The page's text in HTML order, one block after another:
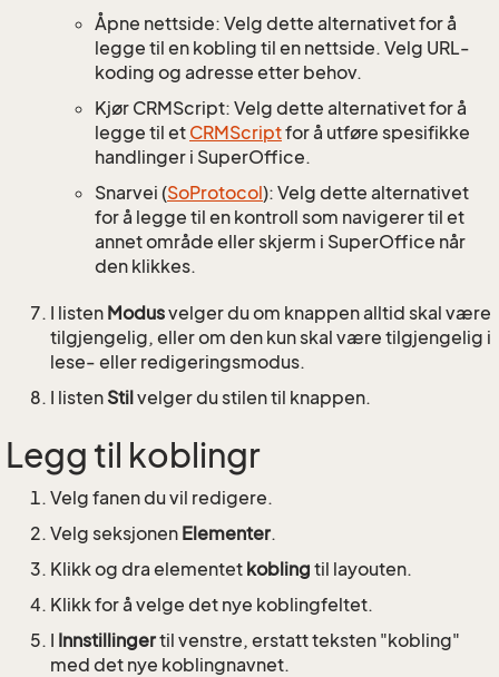
Åpne nettside: Velg dette alternativet for å
legge til en kobling til en nettside. Velg URL-
koding og adresse etter behov.
Kjør CRMScript: Velg dette alternativet for å
legge til et CRMScriptfor å utføre spesifikke
handlinger i SuperOffice.
Snarvei (SoProtocol): Velg dette alternativet
for å legge til en kontroll som navigerer til et
annet område eller skjerm i SuperOffice når
den klikkes.
I listen Modusvelger du om knappen alltid skal være
tilgjengelig, eller om den kun skal være tilgjengelig i
lese- eller redigeringsmodus.
I listen Stilvelger du stilen til knappen.
Legg til koblingr
Velg fanen du vil redigere.
Velg seksjonen Elementer.
Klikk og dra elementet kobling til layouten.
Klikk for å velge det nye koblingfeltet.
I Innstillingertil venstre, erstatt teksten "kobling"
med det nye koblingnavnet.